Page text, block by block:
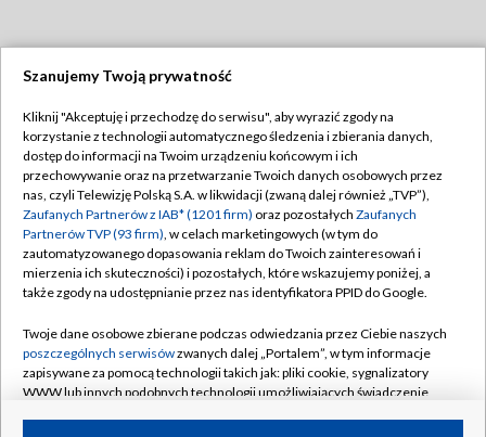
TVP
Abonament TVP
Emisja w TVP
Centrum informacji TVP
Naziemna Telewizja Cyfrowa
Rada Programowa
System NOS
Informacje o nadawcy
Regulamin TVP
Polityka prywatności
Moje zgody
Pomoc
Kontakt
Kanały
Szanujemy Twoją prywatność
Kliknij "Akceptuję i przechodzę do serwisu", aby wyrazić zgody na
korzystanie z technologii automatycznego śledzenia i zbierania danych,
dostęp do informacji na Twoim urządzeniu końcowym i ich
przechowywanie oraz na przetwarzanie Twoich danych osobowych przez
nas, czyli Telewizję Polską S.A. w likwidacji (zwaną dalej również „TVP”),
Zaufanych Partnerów z IAB* (1201 firm) oraz pozostałych Zaufanych
Partnerów TVP (93 firm), w celach marketingowych (w tym do
zautomatyzowanego dopasowania reklam do Twoich zainteresowań i
mierzenia ich skuteczności) i pozostałych, które wskazujemy poniżej, a
także zgody na udostępnianie przez nas identyfikatora PPID do Google.
Twoje dane osobowe zbierane podczas odwiedzania przez Ciebie naszych
poszczególnych serwisówzwanych dalej „Portalem”, w tym informacje
zapisywane za pomocą technologii takich jak: pliki cookie, sygnalizatory
WWW lub innych podobnych technologii umożliwiających świadczenie